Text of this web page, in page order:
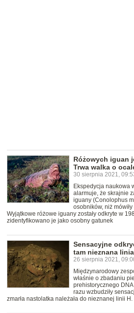
Różowych iguan
Trwa walka o
30 sierpnia 2021,
Ekspedycja naukowa
alarmuje, że skrajnie
iguany (Conolophus
osobników, niż
Wyjątkowe różowe iguany zostały odkryte w
zidentyfikowano je jako osobny gatunek
Sensacyjne
tam nieznana
26 sierpnia 2021,
Międzynarodowy
właśnie o zbadaniu
prehistorycznego
razu wzbudziły
zmarła nastolatka należała do nieznanej linii